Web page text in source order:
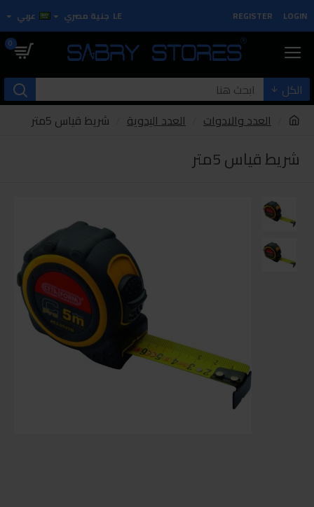
LOGIN
REGISTER
LE جنية مصري عربي
0
الكل
العدد والادوات
العدد اليدوية شريط قياس 5متر
شريط قياس 5متر